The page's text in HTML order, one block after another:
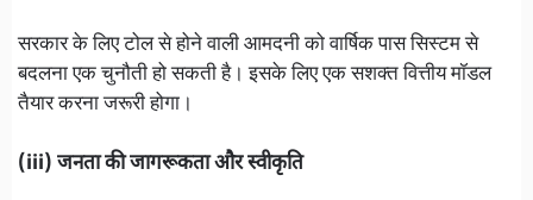
सरकार के लिए टोल से होने वाली आमदनी को वार्षिक पास सिस्टम से
बदलना एक चुनौती हो सकती है। इसके लिए एक सशक्त वित्तीय मॉडल
तैयार करना जरूरी होगा।
(iii) जनता की जागरूकता और स्वीकृति